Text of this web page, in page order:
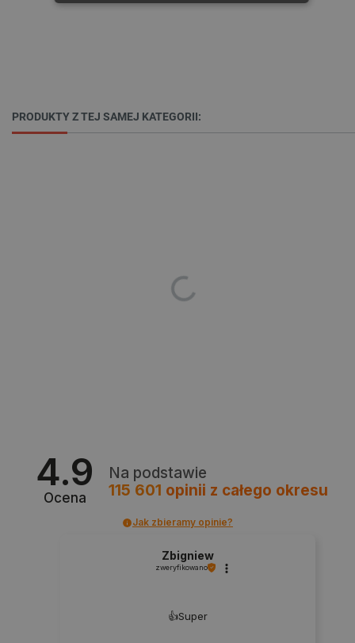
PRODUKTY Z TEJ SAMEJ KATEGORII:
4.9
Ocena
Na podstawie
115 601 opinii z całego okresu
Jak zbieramy opinie?
Zbigniew
zweryfikowano
👍️Super
Polityce prywatności Google